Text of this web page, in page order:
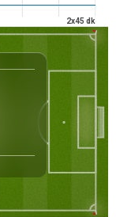
2x45 dk